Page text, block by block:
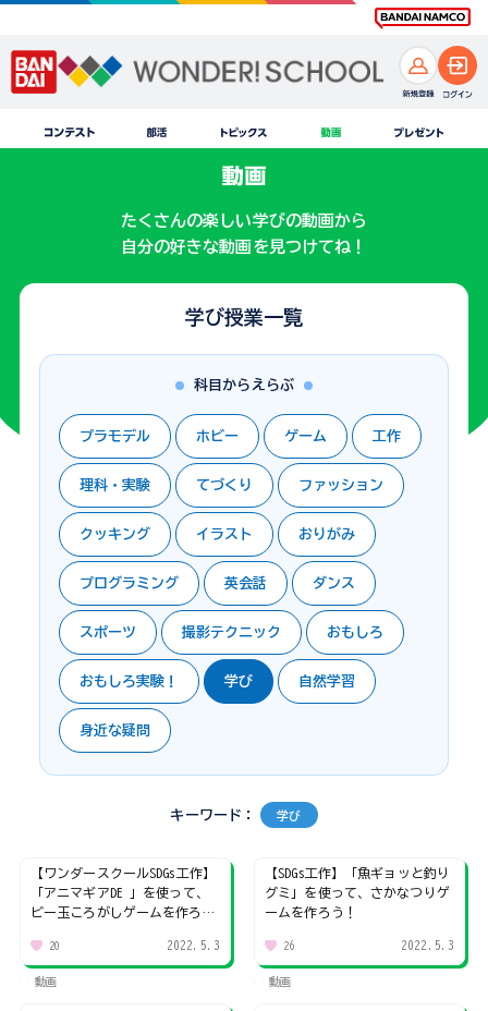
たくさんの楽しい学びの動画から
自分の好きな動画を見つけてね！
学び授業一覧
科目からえらぶ
プラモデル ホビー ゲーム 工作
理科・実験 てづくり ファッション
クッキング イラスト おりがみ
プログラミング 英会話 ダンス
スポーツ 撮影テクニック おもしろ
おもしろ実験！ 学び 自然学習
身近な疑問
キーワード： 学び
【ワンダースクールSDGs工作】
「アニマギアDE 」を使って、
ビー玉ころがしゲームを作ろ
20 2022.5.3
動画
【SDGs工作】「魚ギョッと釣り
グミ」を使って、さかなつりゲ
ームを作ろう！
26 2022.5.3
動画